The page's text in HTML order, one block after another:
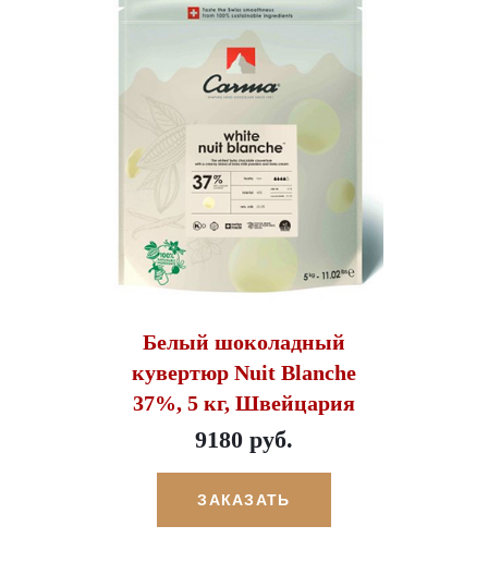
Белый шоколадный
кувертюр Nuit Blanche
37%, 5 кг, Швейцария
9180 руб.
ЗАКАЗАТЬ